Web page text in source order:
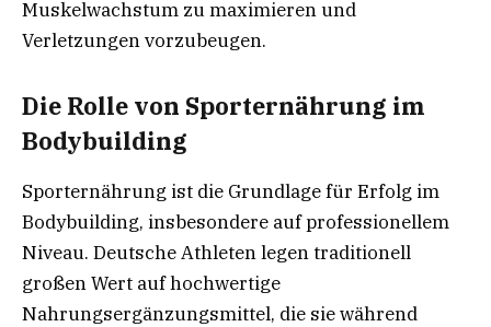
Muskelwachstum zu maximieren und
Verletzungen vorzubeugen.
Die Rolle von Sporternährung im
Bodybuilding
Sporternährung ist die Grundlage für Erfolg im
Bodybuilding, insbesondere auf professionellem
Niveau. Deutsche Athleten legen traditionell
großen Wert auf hochwertige
Nahrungsergänzungsmittel, die sie während